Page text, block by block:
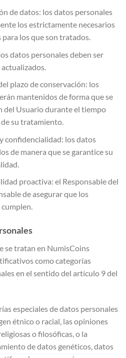
de datos: los datos personales
los estrictamente necesarios
los que son tratados.
datos personales deben ser
plazo de conservación: los
mantenidos de forma que se
del Usuario durante el tiempo
su tratamiento.
confidencialidad: los datos
de manera que se garantice su
proactiva: el Responsable del
de asegurar que los
se tratan en NumisCoins
como categorías
en el sentido del artículo 9 del
especiales de datos personales
étnico o racial, las opiniones
o filosóficas, o la
de datos genéticos, datos